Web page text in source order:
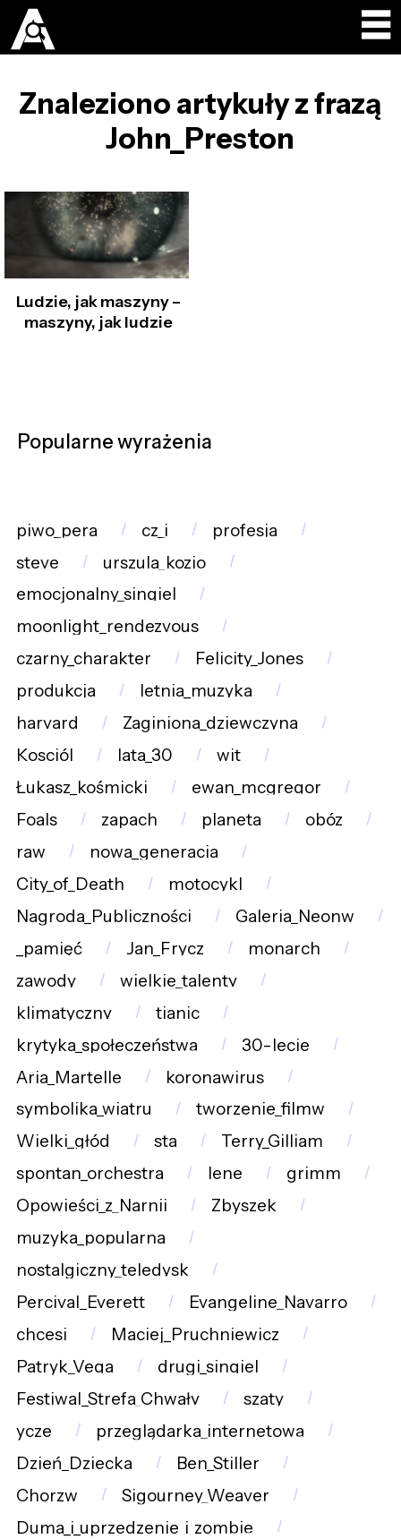
Znaleziono artykuły z frazą
John_Preston
Ludzie, jak maszyny –
maszyny, jak ludzie
Popularne wyrażenia
piwo_pera cz_i
profesja
steve
urszula_kozio
emocjonalny_singiel
moonlight_rendezvous
czarny_charakter
Felicity_Jones
produkcja
letnia_muzyka
harvard
Zaginiona_dziewczyna
Kosciól
lata_30
wit
Łukasz_kośmicki
ewan_mcgregor
Foals
zapach planeta
obóz
raw
nowa_generacja
City_of_Death
motocykl
Nagroda_Publiczności
Galeria_Neonw
_pamięć
Jan_Frycz
monarch
zawody
wielkie_talenty
klimatyczny
tianic
krytyka_społeczeństwa
30-lecie
Aria_Martelle
koronawirus
symbolika_wiatru
tworzenie_filmw
Wielki_głód
sta
Terry_Gilliam
spontan_orchestra
lene
grimm
Opowieści_z_Narnii
Zbyszek
muzyka_popularna
nostalgiczny_teledysk
Percival_Everett
Evangeline_Navarro
chcesi
Maciej_Pruchniewicz
Patryk_Vega
drugi_singiel
Festiwal_Strefa_Chwały
szaty
ycze
przeglądarka_internetowa
Dzień_Dziecka
Ben_Stiller
Chorzw
Sigourney_Weaver
Duma_i_uprzedzenie_i_zombie